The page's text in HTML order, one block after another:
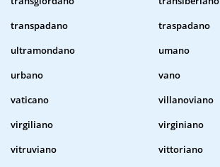
transpadano
traspadano
ultramondano
umano
urbano
vano
vaticano
villanoviano
virgiliano
virginiano
vitruviano
vittoriano